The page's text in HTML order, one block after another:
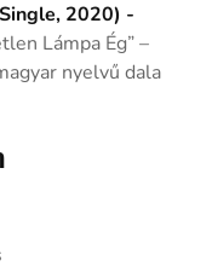
2020) -
Lámpa Ég” –
nyelvű dala